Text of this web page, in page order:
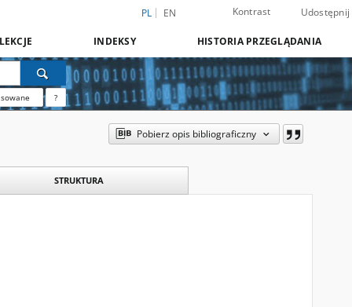
PL EN Kontrast Udostępnij
INDEKSY HISTORIA PRZEGLĄDANIA
?
Pobierz opis bibliograficzny
STRUKTURA